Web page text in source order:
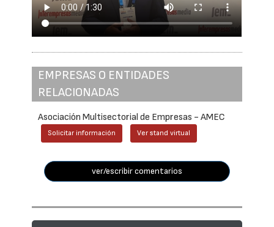
EMPRESAS O ENTIDADES
RELACIONADAS
Asociación Multisectorial de Empresas - AMEC
Solicitar información Ver stand virtual
ver/escribir comentarios